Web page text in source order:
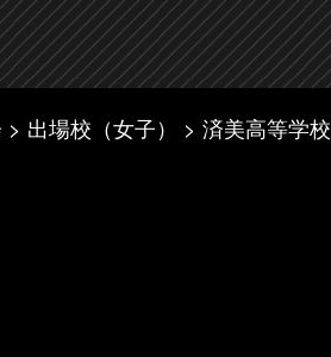
出場校（女子） 済美高等学校